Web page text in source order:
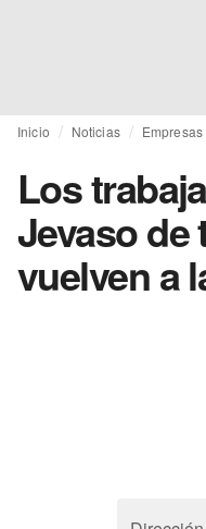
Inicio Noticias Empresas
Los
Jevaso de
vuelven a